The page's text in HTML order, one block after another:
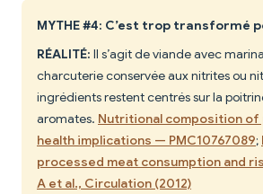
MYTHE #4: C’est trop transformé
RÉALITÉ: Il s’agit de viande avec
charcuterie conservée aux nitrites ou
ingrédients restent centrés sur la
aromates. Nutritional composition of
health implications — PMC10767089;
processed meat consumption and
A et al., Circulation (2012)